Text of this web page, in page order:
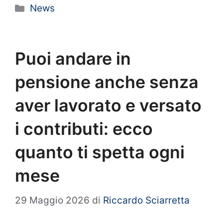
Categorie
News
Puoi andare in
pensione anche senza
aver lavorato e versato
i contributi: ecco
quanto ti spetta ogni
mese
29 Maggio 2026 di Riccardo Sciarretta